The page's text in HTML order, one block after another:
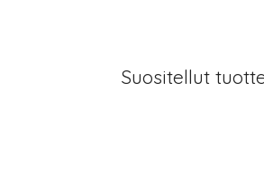
Suositellut